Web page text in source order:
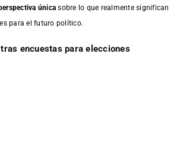
única sobre lo que realmente significan
para el futuro político.
encuestas para elecciones